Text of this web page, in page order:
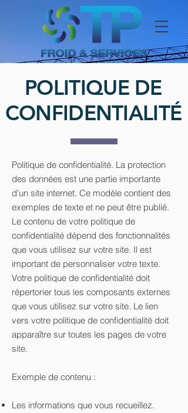
POLITIQUE DE
CONFIDENTIALITÉ
Politique de confidentialité. La protection
des données est une partie importante
d’un site internet. Ce modèle contient des
exemples de texte et ne peut être publié.
Le contenu de votre politique de
confidentialité dépend des fonctionnalités
que vous utilisez sur votre site. Il est
important de personnaliser votre texte.
Votre politique de confidentialité doit
répertorier tous les composants externes
que vous utilisez sur votre site. Le lien
vers votre politique de confidentialité doit
apparaître sur toutes les pages de votre
site.
Exemple de contenu :
Les informations que vous recueillez.